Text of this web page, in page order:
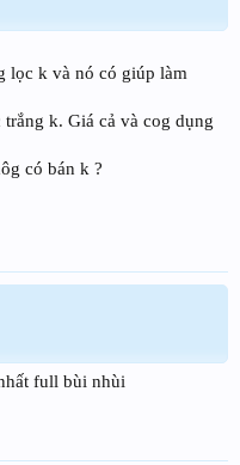
lọc k và nó có giúp làm
k. Giá cả và cog dụng
có bán k ?
full bùi nhùi